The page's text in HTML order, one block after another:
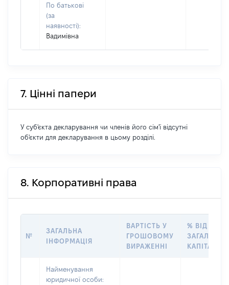
По батькові
(за
наявності):
Вадимівна
7. Цінні папери
У суб'єкта декларування чи членів його сім'ї відсутні
об'єкти для декларування в цьому розділі.
8. Корпоративні права
№
ЗАГАЛЬНА
ІНФОРМАЦІЯ
ВАРТІСТЬ У
ГРОШОВОМУ
ВИРАЖЕННІ
% ВІД
КАПІТАЛУ
Найменування
юридичної особи: